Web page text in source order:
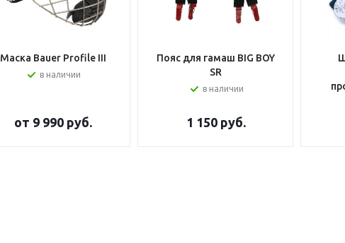
Маска Bauer Profile III
в наличии
от 9 990 руб.
Пояс для гамаш BIG BOY
SR
в наличии
1 150руб.